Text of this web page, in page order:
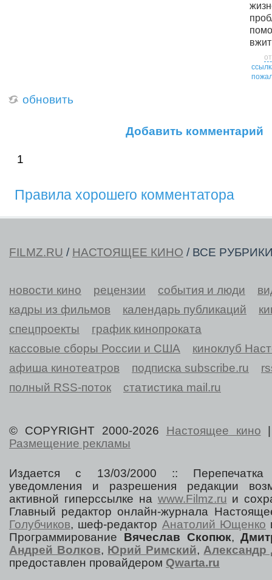
обновить
Добавить комментарий
1
Правила хорошего комментатора
FILMZ.RU / НАСТОЯЩЕЕ КИНО / ВСЕ
новости кино рецензии события и люди
кадры из фильмов
календарь публикаций
спецпроекты
график кинопроката
кассовые сборы России и США
киноклуб
афиша кинотеатров
подписка subscribe.ru
полный RSS-поток
статистика mail.ru
© COPYRIGHT 2000-2026 Настоящее кино
Размещение рекламы
Издается с 13/03/2000 :: Перепечатка
уведомления и разрешения редакции
активной гиперссылке на www.Filmz.ru и
Главный редактор онлайн-журнала
Голубчиков, шеф-редактор Анатолий Ющенко
Программирование Вячеслав Скопюк,
Андрей Волков, Юрий Римский, Александр
предоставлен провайдером Qwarta.ru